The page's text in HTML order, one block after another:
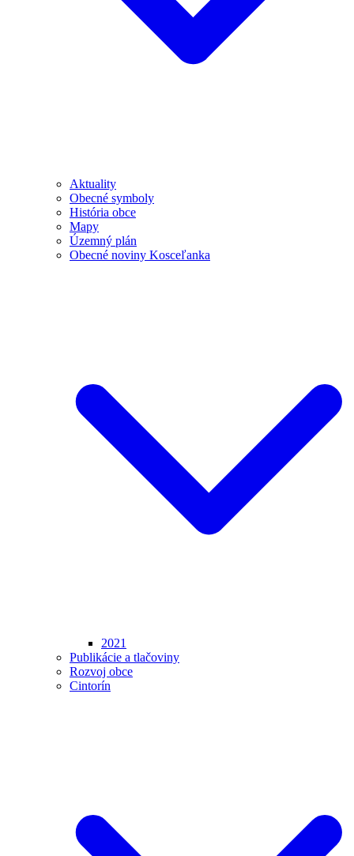
Aktuality
Obecné symboly
História obce
Mapy
Územný plán
Obecné noviny Kosceľanka
2021
Publikácie a tlačoviny
Rozvoj obce
Cintorín